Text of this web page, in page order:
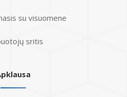
su visuomene
sritis